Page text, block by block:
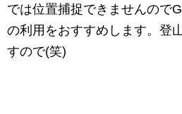
では位置捕捉できませんので
の利用をおすすめします。登
すので(笑)